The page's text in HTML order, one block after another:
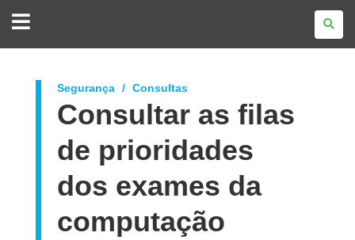
DO
Segurança Consultas
Consultar as filas
de prioridades
dos exames da
computação